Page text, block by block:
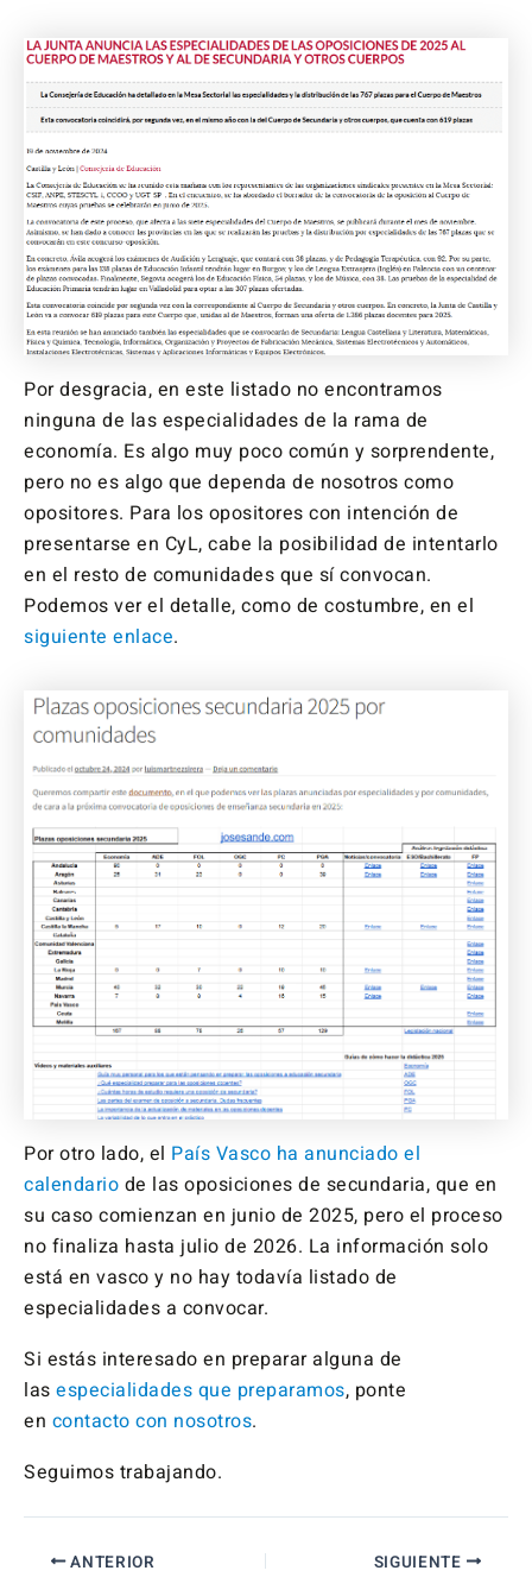
Por desgracia, en este listado no encontramos
ninguna de las especialidades de la rama de
economía. Es algo muy poco común y sorprendente,
pero no es algo que dependa de nosotros como
opositores. Para los opositores con intención de
presentarse en CyL, cabe la posibilidad de intentarlo
en el resto de comunidades que sí convocan.
Podemos ver el detalle, como de costumbre, en el
siguiente enlace.
Por otro lado, el País Vasco ha anunciado el
calendario de las oposiciones de secundaria, que en
su caso comienzan en junio de 2025, pero el proceso
no finaliza hasta julio de 2026. La información solo
está en vasco y no hay todavía listado de
especialidades a convocar.
Si estás interesado en preparar alguna de
las especialidades que preparamos, ponte
en contacto con nosotros.
Seguimos trabajando.
ANTERIOR SIGUIENTE